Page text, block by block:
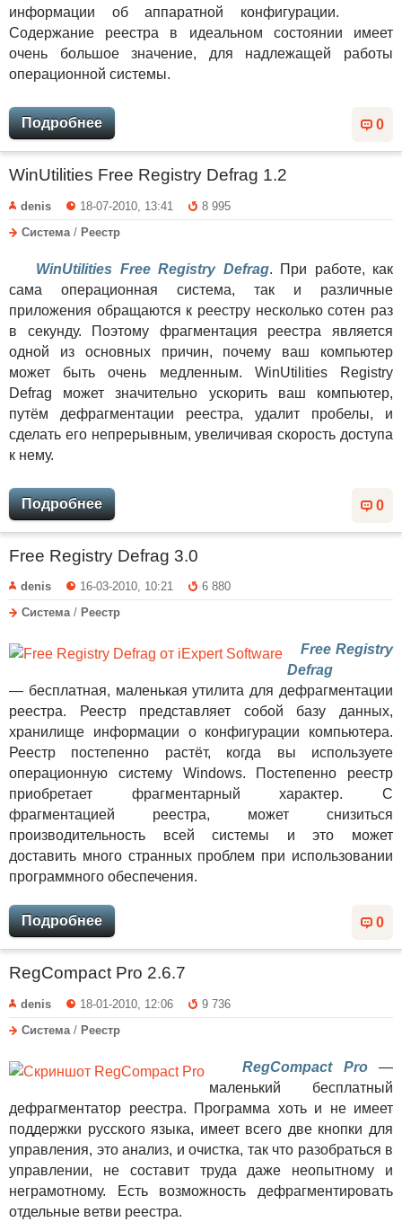
информации об аппаратной конфигурации.
Содержание реестра в идеальном состоянии имеет
очень большое значение, для надлежащей работы
операционной системы.
0
Подробнее
WinUtilities Free Registry Defrag 1.2
denis 18-07-2010, 13:41
8 995
Система / Реестр
WinUtilities Free Registry Defrag. При работе, как
сама операционная система, так и различные
приложения обращаются к реестру несколько сотен раз
в секунду. Поэтому фрагментация реестра является
одной из основных причин, почему ваш компьютер
может быть очень медленным. WinUtilities Registry
Defrag может значительно ускорить ваш компьютер,
путём дефрагментации реестра, удалит пробелы, и
сделать его непрерывным, увеличивая скорость доступа
к нему.
0
Подробнее
Free Registry Defrag 3.0
denis 16-03-2010, 10:21
6 880
Система/ Реестр
Free Registry
Defrag
— бесплатная, маленькая утилита для дефрагментации
реестра. Реестр представляет собой базу данных,
хранилище информации о конфигурации компьютера.
Реестр постепенно растёт, когда вы используете
операционную систему Windows. Постепенно реестр
приобретает фрагментарный характер. С
фрагментацией реестра, может снизиться
производительность всей системы и это может
доставить много странных проблем при использовании
программного обеспечения.
0
Подробнее
RegCompact Pro 2.6.7
denis 18-01-2010, 12:06
9 736
Система / Реестр
RegCompact Pro—
маленький бесплатный
дефрагментатор реестра. Программа хоть и не имеет
поддержки русского языка, имеет всего две кнопки для
управления, это анализ, и очистка, так что разобраться в
управлении, не составит труда даже неопытному и
неграмотному. Есть возможность дефрагментировать
отдельные ветви реестра.